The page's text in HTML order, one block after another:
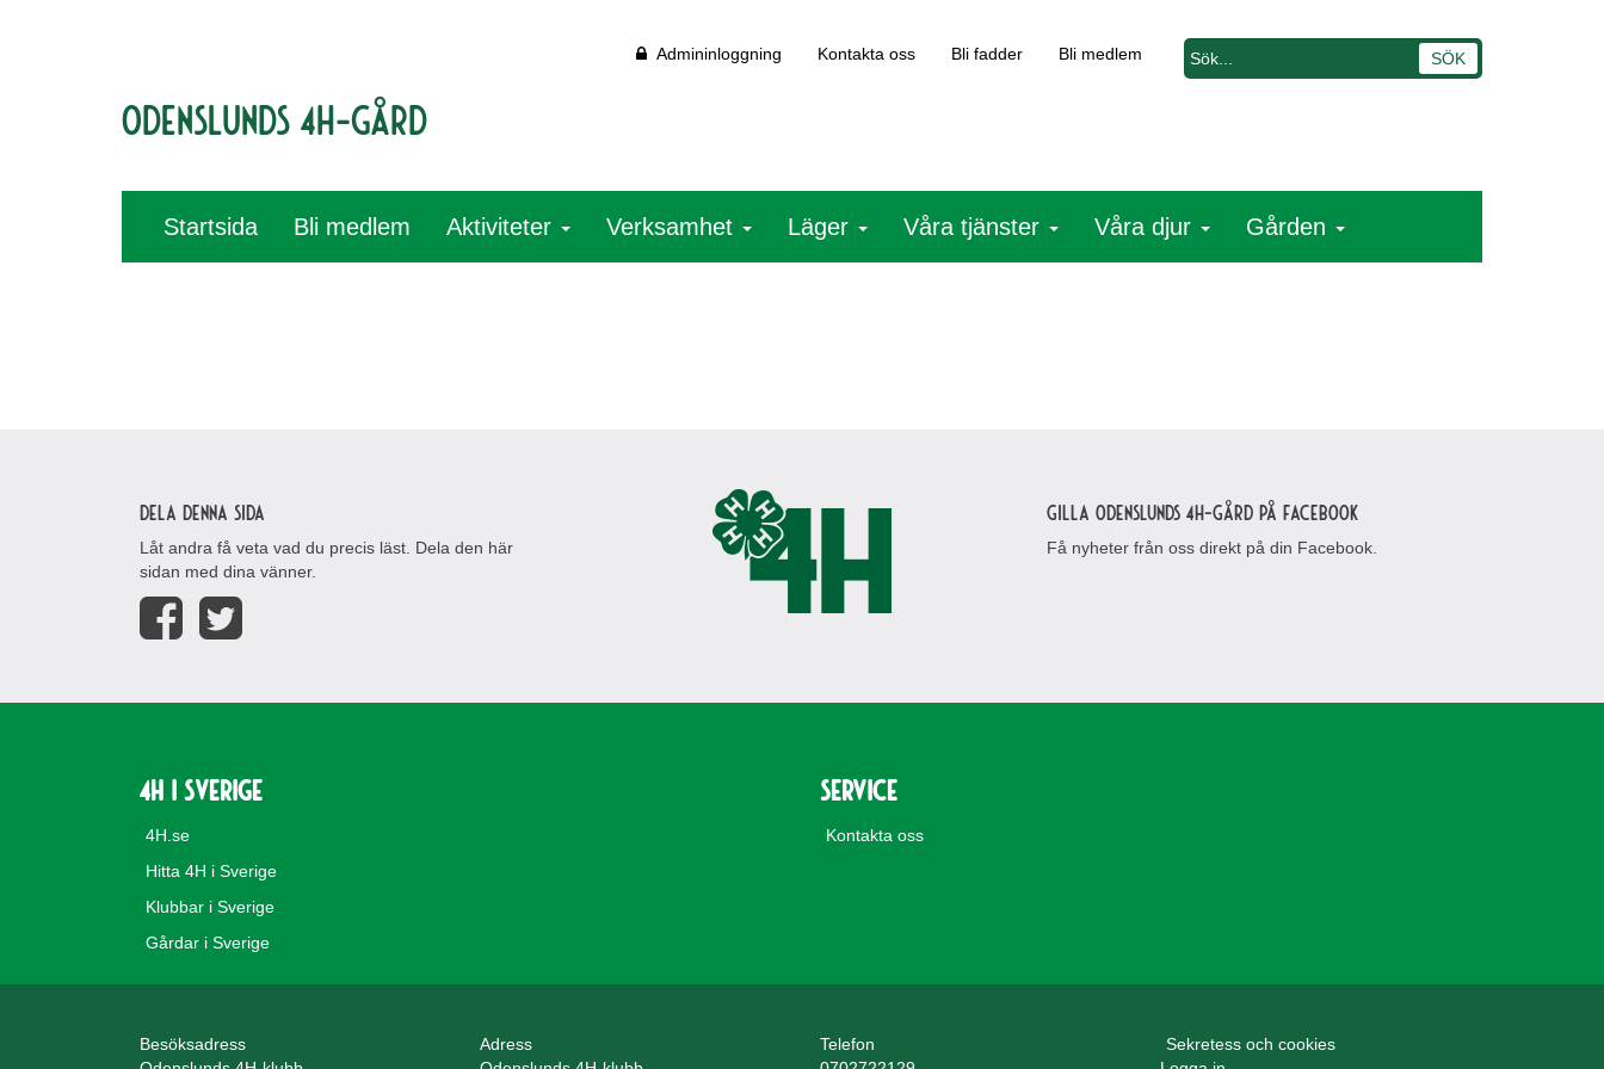
Odenslunds 4H-gård
Admininloggning Kontakta oss Bli fadder Bli medlem
Startsida Bli medlem Aktiviteter Verksamhet Läger Våra tjänster Våra djur Gården
Dela denna sida
Låt andra få veta vad du precis läst. Dela den här
sidan med dina vänner.
Gilla Odenslunds 4H-gård på Facebook
Få nyheter från oss direkt på din Facebook.
4H i Sverige
4H.se
Hitta 4H i Sverige
Klubbar i Sverige
Gårdar i Sverige
Service
Kontakta oss
Besöksadress
Adress
Telefon
Sekretess och cookies